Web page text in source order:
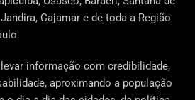
Cajamar e de toda a Região
informação com credibilidade,
aproximando a população